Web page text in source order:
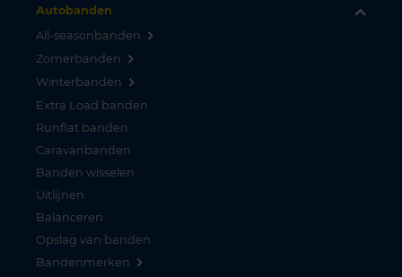
Autobanden
All-seasonbanden
Zomerbanden
Winterbanden
Extra Load banden
Runflat banden
Caravanbanden
Banden wisselen
Uitlijnen
Balanceren
Opslag van banden
Bandenmerken